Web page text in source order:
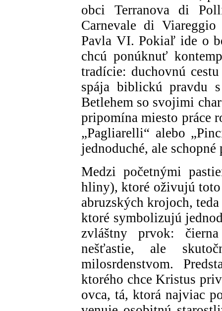
obci Terranova di
Carnevale di
Pavla VI. Pokiaľ ide o
chcú ponúknuť
tradície: duchovnú
spája biblickú pravdu
Betlehem so svojimi
pripomína miesto práce
„Pagliarelli“ alebo
jednoduché, ale
Medzi početnými
hliny), ktoré oživujú
abruzských krojoch,
ktoré symbolizujú
zvláštny prvok:
nešťastie, ale
milosrdenstvom.
ktorého chce Kristus
ovca, tá, ktorá najviac